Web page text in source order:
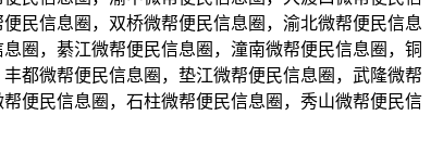
民信息圈，双桥微帮便民信息圈，渝北微帮便民信息
圈，綦江微帮便民信息圈，潼南微帮便民信息圈，铜
都微帮便民信息圈，垫江微帮便民信息圈，武隆微帮
便民信息圈，石柱微帮便民信息圈，秀山微帮便民信